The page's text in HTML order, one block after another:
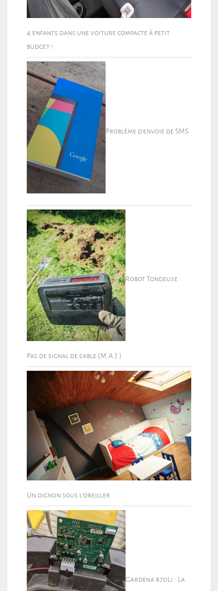
4 enfants dans une voiture compacte à petit
budget !
Problème d’envoie de SMS
Robot Tondeuse :
Pas de signal de cable (M.A.J.)
Un oignon sous l’oreiller
Gardena r70Li : La